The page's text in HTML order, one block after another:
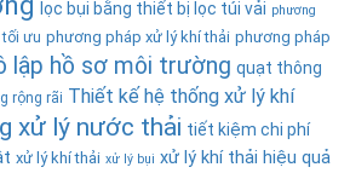
lọc bụi bằng thiết bị lọc túi vải phương
tối ưu phương pháp xử lý khí thải phương pháp
lập hồ sơ môi trường quạt thông
rộng rãi Thiết kế hệ thống xử lý khí
xử lý nước thải tiết kiệm chi phí
xử lý khí thải xử lý bụi xử lý khí thải hiệu quả